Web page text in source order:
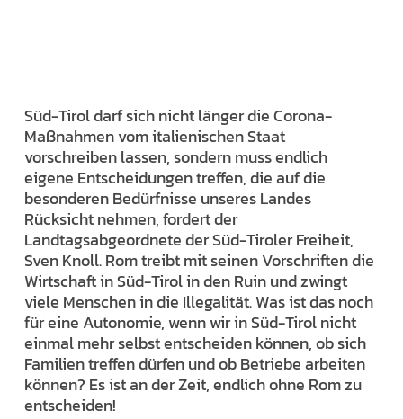
Süd-Tirol darf sich nicht länger die Corona-
Maßnahmen vom italienischen Staat
vorschreiben lassen, sondern muss endlich
eigene Entscheidungen treffen, die auf die
besonderen Bedürfnisse unseres Landes
Rücksicht nehmen, fordert der
Landtagsabgeordnete der Süd-Tiroler Freiheit,
Sven Knoll. Rom treibt mit seinen Vorschriften die
Wirtschaft in Süd-Tirol in den Ruin und zwingt
viele Menschen in die Illegalität. Was ist das noch
für eine Autonomie, wenn wir in Süd-Tirol nicht
einmal mehr selbst entscheiden können, ob sich
Familien treffen dürfen und ob Betriebe arbeiten
können? Es ist an der Zeit, endlich ohne Rom zu
entscheiden!